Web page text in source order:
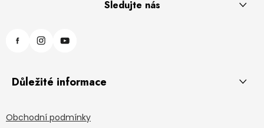
Sledujte nás
Důležité informace
Obchodní podmínky